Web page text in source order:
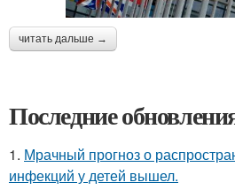
читать дальше →
Последние
1. Мрачный прогноз о
инфекций у детей вышел.